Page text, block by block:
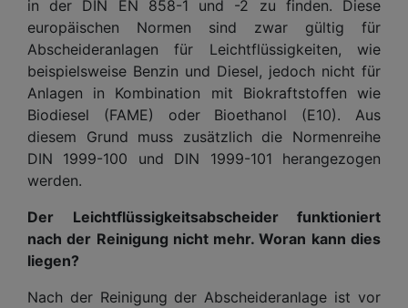
in der DIN EN 858-1 und -2 zu finden. Diese
europäischen Normen sind zwar gültig für
Abscheideranlagen für Leichtflüssigkeiten, wie
beispielsweise Benzin und Diesel, jedoch nicht für
Anlagen in Kombination mit Biokraftstoffen wie
Biodiesel (FAME) oder Bioethanol (E10). Aus
diesem Grund muss zusätzlich die Normenreihe
DIN 1999-100 und DIN 1999-101 herangezogen
werden.
Der Leichtflüssigkeitsabscheider funktioniert
nach der Reinigung nicht mehr. Woran kann dies
liegen?
Nach der Reinigung der Abscheideranlage ist vor